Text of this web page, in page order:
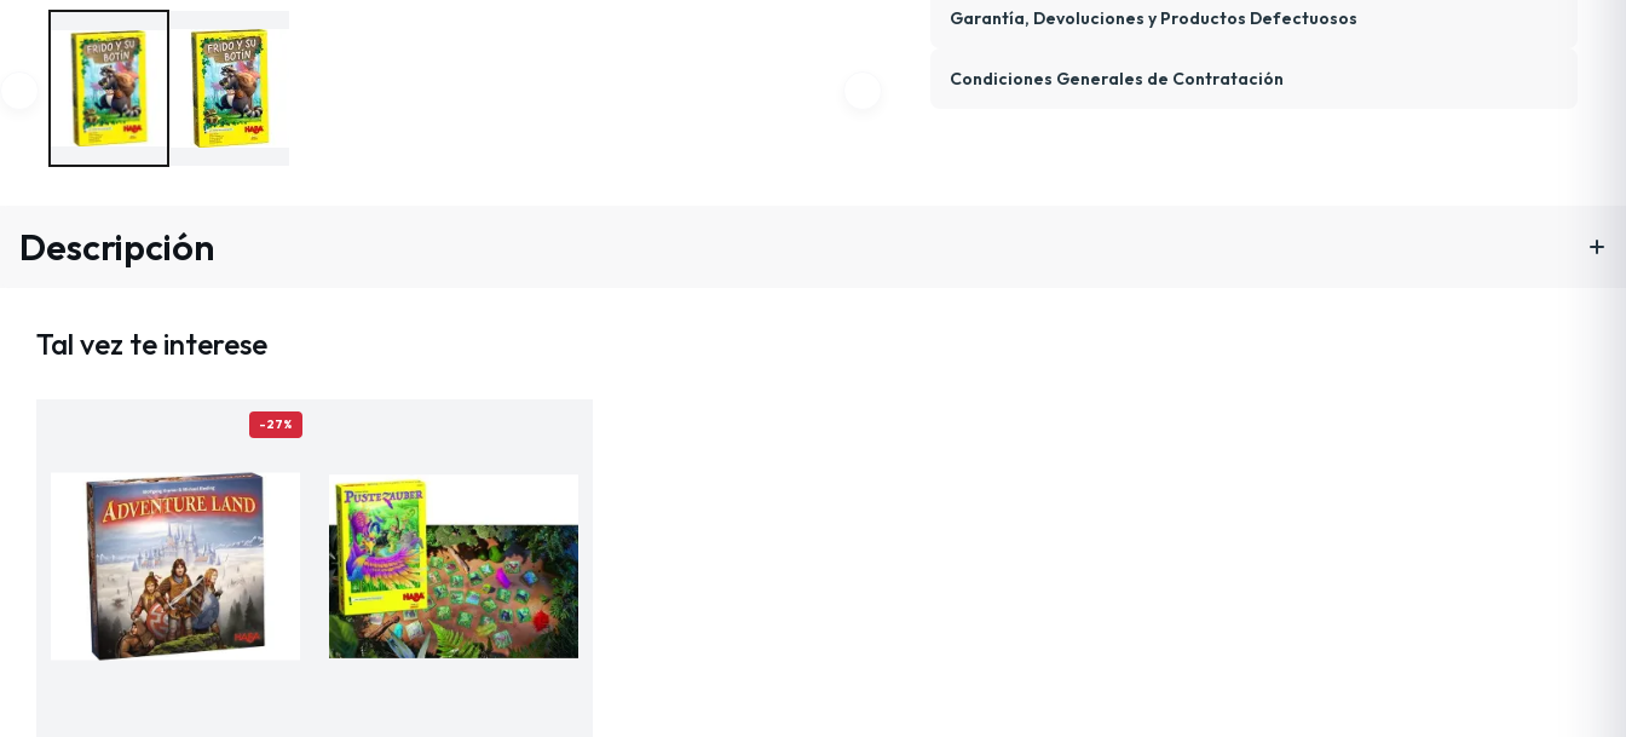
Garantía, Devoluciones y Productos Defectuosos
Condiciones Generales de Contratación
Descripción
Tal vez te interese
-27%